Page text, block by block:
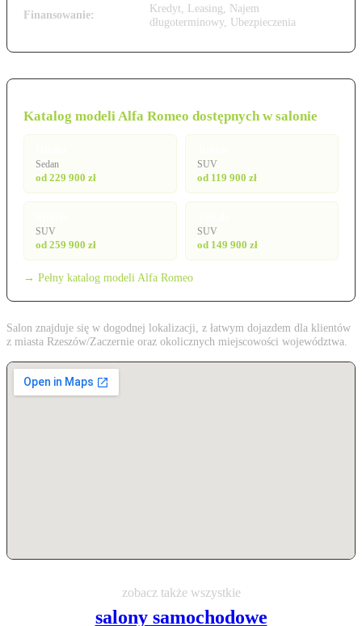
Finansowanie:
Kredyt, Leasing, Najem
długoterminowy, Ubezpieczenia
Katalog modeli Alfa Romeo dostępnych w salonie
Sedan
od 229 900 zł
SUV
od 119 900 zł
SUV
od 259 900 zł
SUV
od 149 900 zł
→ Pełny katalog modeli Alfa Romeo
Salon znajduje się w dogodnej lokalizacji, z łatwym dojazdem dla klientów
z miasta Rzeszów/Zaczernie oraz okolicznych miejscowości województwa.
zobacz także wszystkie
salony samochodowe